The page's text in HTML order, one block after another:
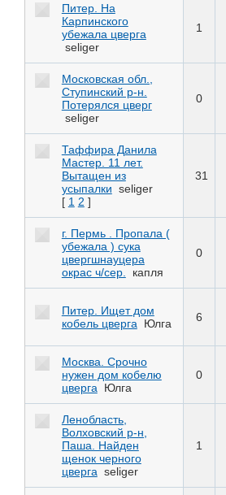
Питер. На
Карпинского
убежала цверга
seliger
1
Московская обл.,
Ступинский р-н.
Потерялся цверг
seliger
0
Таффира Данила
Мастер. 11 лет.
Вытащен из
усыпалки seliger
[ 1 2 ]
31
г. Пермь . Пропала (
убежала ) сука
цвергшнауцера
окрас ч/сер.
капля
0
Питер. Ищет дом
кобель цверга
Юлга 6
Москва. Срочно
нужен дом кобелю
цверга
Юлга
0
Ленобласть,
Волховский р-н,
Паша. Найден
щенок черного
цверга seliger
1